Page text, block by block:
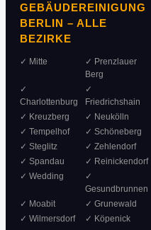
GEBÄUDEREINIGUNG
BERLIN – ALLE
BEZIRKE
✓ Mitte
✓ Prenzlauer
Berg
✓
Charlottenburg
✓
Friedrichshain
✓ Kreuzberg
✓ Neukölln
✓ Tempelhof
✓ Schöneberg
✓ Steglitz
✓ Zehlendorf
✓ Spandau
✓ Reinickendorf
✓ Wedding
✓
Gesundbrunnen
✓ Moabit
✓ Grunewald
✓ Wilmersdorf
✓ Köpenick